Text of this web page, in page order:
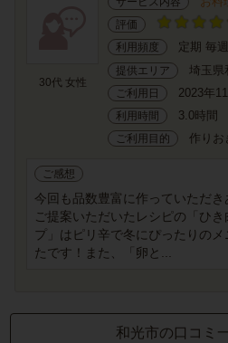
30代 女性
評価
利用頻度
定期 毎週
提供エリア 埼玉県
ご利用日 2023年
利用時間 3.0時間
ご利用目的 作りお
ご感想
今回も品数豊富に作っていただき
ご提案いただいたレシピの「ひ
プ」はピリ辛で冬にぴったりの
たです！また、「卵と...
和光市の口コミ